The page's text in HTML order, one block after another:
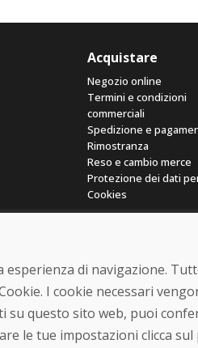
Acquistare
Negozio online
Termini e condizioni
commerciali
Spedizione e
Rimostranza
Reso e cambio merce
Protezione dei dati
Cookies
© DOMIVOSPORT 2026,
DUFEKSOFT
di navigazione.
I cookie necessari
questo sito web, puoi
le tue impostazioni clicca